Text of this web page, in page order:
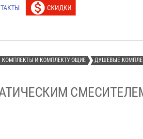
СКИДКИ
И КОМПЛЕКТУЮЩИЕ ДУШЕВЫЕ
СМЕСИТЕЛЕМ